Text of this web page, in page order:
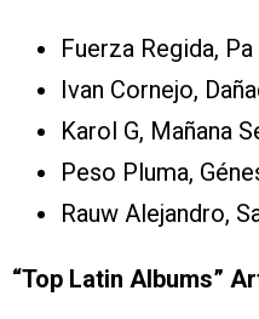
Fuerza Regida,
Ivan Cornejo,
Karol G, Mañana
Peso Pluma,
Rauw Alejandro,
“Top Latin Albums”